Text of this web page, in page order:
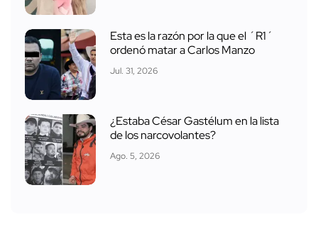
Esta es la razón por la que el ´R1´
ordenó matar a Carlos Manzo
Jul. 31, 2026
¿Estaba César Gastélum en la lista
de los narcovolantes?
Ago. 5, 2026